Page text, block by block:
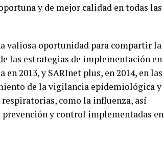
y de mejor calidad en todas las
valiosa oportunidad para compartir la
las estrategias de implementación en
2013, y SARInet plus, en 2014, en las
de la vigilancia epidemiológica y
como la influenza, así
y control implementadas en